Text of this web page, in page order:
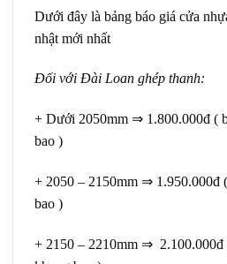
Dưới đây là bảng báo giá cửa
nhật mới nhất
Đối với Đài Loan ghép thanh:
+ Dưới 2050mm ⇒ 1.800.000đ (
bao )
+ 2050 – 2150mm ⇒ 1.950.000đ
bao )
+ 2150 – 2210mm ⇒ 2.100.000đ